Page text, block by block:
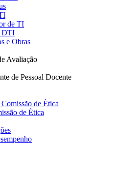
de TI
DTI
e Obras
Avaliação
de Pessoal Docente
de Ética
de Ética